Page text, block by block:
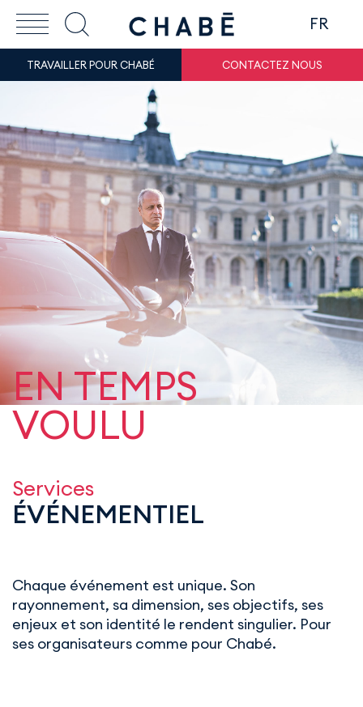
FR
TRAVAILLER POUR CHABÉ CONTACTEZ NOUS
EN TEMPS
VOULU
Services
ÉVÉNEMENTIEL
Chaque événement est unique. Son
rayonnement, sa dimension, ses objectifs, ses
enjeux et son identité le rendent singulier. Pour
ses organisateurs comme pour Chabé.